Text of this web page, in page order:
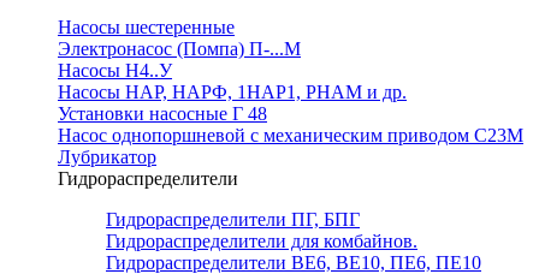
Насосы шестеренные
Электронасос (Помпа) П-...М
Насосы Н4..У
Насосы НАР, НАРФ, 1НАР1, РНАМ и др.
Установки насосные Г 48
Насос однопоршневой с механическим приводом С23М
Лубрикатор
Гидрораспределители
Гидрораспределители ПГ, БПГ
Гидрораспределители для комбайнов.
Гидрораспределители ВЕ6, ВЕ10, ПЕ6, ПЕ10